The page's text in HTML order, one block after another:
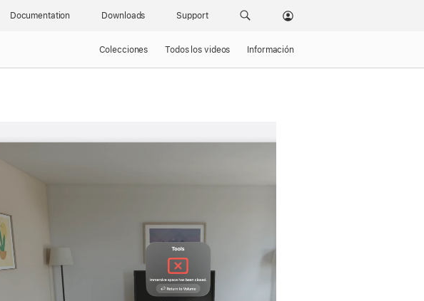
Documentation Downloads Support
Colecciones Todos los videos Información